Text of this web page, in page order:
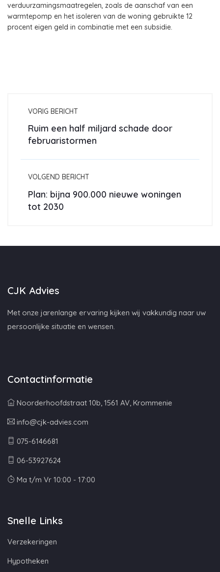
verduurzamingsmaatregelen, zoals de aanschaf van een
warmtepomp en het isoleren van de woning gebruikte 12
procent eigen geld in combinatie met een subsidie.
VORIG BERICHT
Ruim een half miljard schade door
februaristormen
VOLGEND BERICHT
Plan: bijna 900.000 nieuwe woningen
tot 2030
CJK Advies
Met onze jarenlange ervaring kijken wij vakkundig naar uw
persoonlijke situatie en wensen.
Contactinformatie
Noorderhoofdstraat 10b, 1561 AV, Krommenie
info@cjk-advies.com
075-6146681
06-53927624
Ma t/m Vr 10:00 - 17:00
Snelle Links
Verzekeringen
Hypotheken